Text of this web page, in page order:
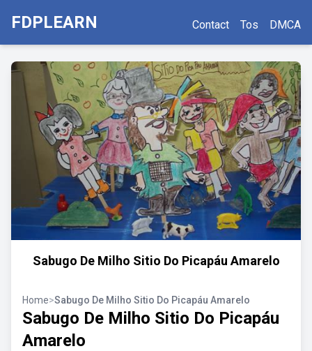
FDPLEARN Contact Tos DMCA
Sabugo De Milho Sitio Do Picapáu Amarelo
Home>Sabugo De Milho Sitio Do Picapáu Amarelo
Sabugo De Milho Sitio Do Picapáu
Amarelo